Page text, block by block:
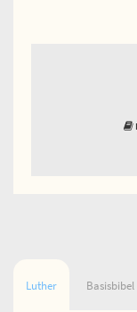
Luther Basisbibel